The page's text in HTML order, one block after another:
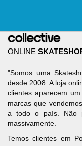
ONLINE
"Somos uma
desde 2008. A loja
clientes aparecem
marcas que
a todo o país. Não
massivamente.
Temos clientes em